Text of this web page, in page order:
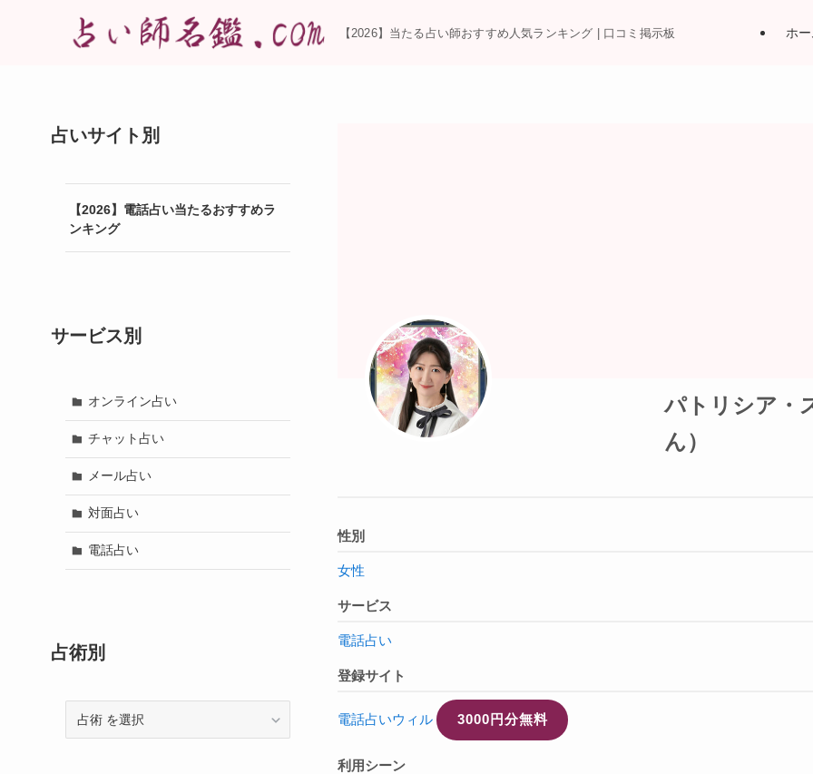
【2026】当たる占い師おすすめ人気ランキング | 口コミ掲示板 ホ
パトリシア・
ん）
性別
女性
サービス
電話占い
登録サイト
電話占いウィル 3000円分無料
利用シーン
占いサイト別
【2026】電話占い当たるおすすめラ
ンキング
サービス別
オンライン占い
チャット占い
メール占い
対面占い
電話占い
占術別
術